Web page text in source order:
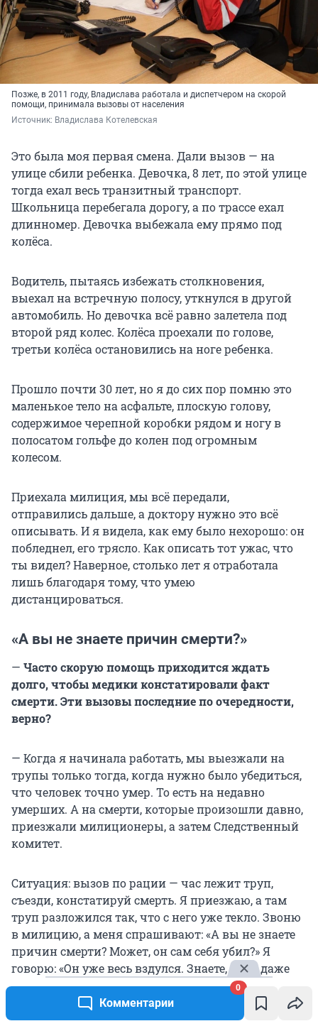
Комментарии
0
Позже, в 2011 году, Владислава работала и диспетчером на скорой
помощи, принимала вызовы от населения
Источник: Владислава Котелевская
Это была моя первая смена. Дали вызов — на
улице сбили ребенка. Девочка, 8 лет, по этой улице
тогда ехал весь транзитный транспорт.
Школьница перебегала дорогу, а по трассе ехал
длинномер. Девочка выбежала ему прямо под
колёса.
Водитель, пытаясь избежать столкновения,
выехал на встречную полосу, уткнулся в другой
автомобиль. Но девочка всё равно залетела под
второй ряд колес. Колёса проехали по голове,
третьи колёса остановились на ноге ребенка.
Прошло почти 30 лет, но я до сих пор помню это
маленькое тело на асфальте, плоскую голову,
содержимое черепной коробки рядом и ногу в
полосатом гольфе до колен под огромным
колесом.
Приехала милиция, мы всё передали,
отправились дальше, а доктору нужно это всё
описывать. И я видела, как ему было нехорошо: он
побледнел, его трясло. Как описать тот ужас, что
ты видел? Наверное, столько лет я отработала
лишь благодаря тому, что умею
дистанцироваться.
«А вы не знаете причин смерти?»
— Часто скорую помощь приходится ждать
долго, чтобы медики констатировали факт
смерти. Эти вызовы последние по очередности,
верно?
— Когда я начинала работать, мы выезжали на
трупы только тогда, когда нужно было убедиться,
что человек точно умер. То есть на недавно
умерших. А на смерти, которые произошли давно,
приезжали милиционеры, а затем Следственный
комитет.
Ситуация: вызов по рации — час лежит труп,
съезди, констатируй смерть. Я приезжаю, а там
труп разложился так, что с него уже текло. Звоню
в милицию, а меня спрашивают: «А вы не знаете
причин смерти? Может, он сам себя убил?» Я
говорю: «Он уже весь вздулся. Знаете, я его даже
трогать не буду — он лопнет, и это всё растечется.
Пусть ваши приезжают и смотрят». Честно
сказала, что не стала смотреть.